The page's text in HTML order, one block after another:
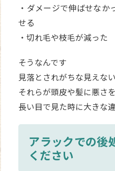
・ダメージで伸ばせな
せる
・切れ毛や枝毛が減った
そうなんです
見落とされがちな見えな
それらが頭皮や髪に悪さ
長い目で見た時に大きな
アラックでの後
ください